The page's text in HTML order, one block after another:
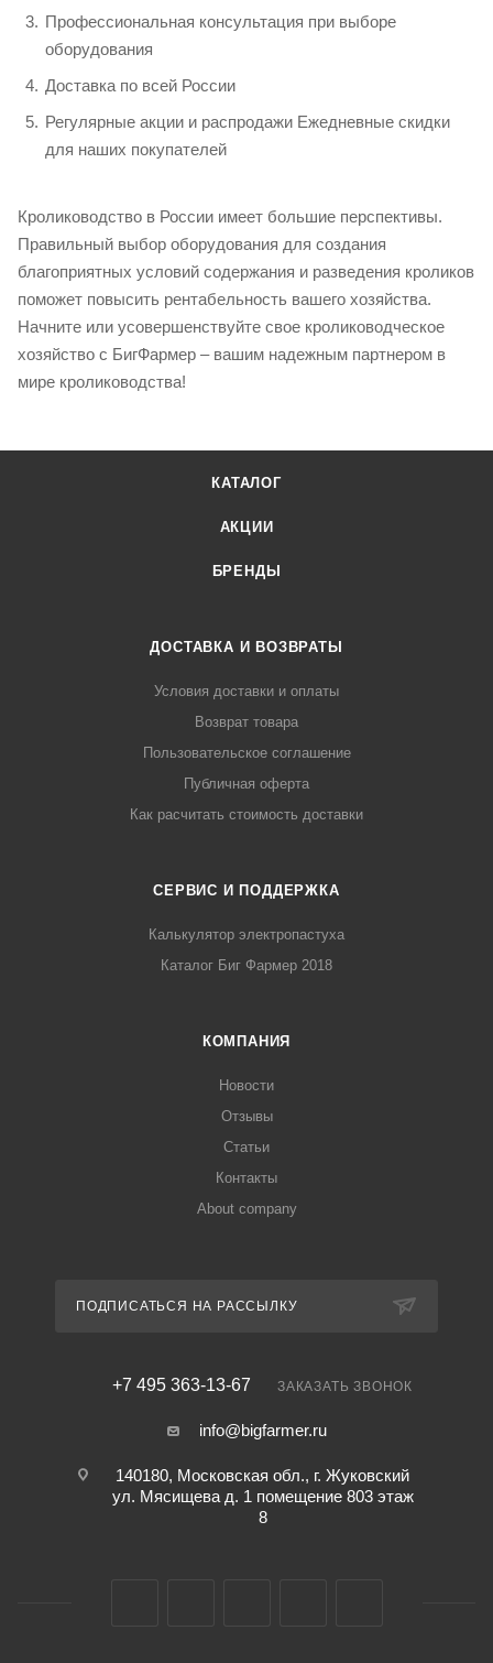
Профессиональная консультация при выборе
оборудования
Доставка по всей России
Регулярные акции и распродажи Ежедневные скидки
для наших покупателей
Кролиководство в России имеет большие перспективы.
Правильный выбор оборудования для создания
благоприятных условий содержания и разведения кроликов
поможет повысить рентабельность вашего хозяйства.
Начните или усовершенствуйте свое кролиководческое
хозяйство с БигФармер – вашим надежным партнером в
мире кролиководства!
КАТАЛОГ
АКЦИИ
БРЕНДЫ
ДОСТАВКА И ВОЗВРАТЫ
Условия доставки и оплаты
Возврат товара
Пользовательское соглашение
Публичная оферта
Как расчитать стоимость доставки
СЕРВИС И ПОДДЕРЖКА
Калькулятор электропастуха
Каталог Биг Фармер 2018
КОМПАНИЯ
Новости
Отзывы
Статьи
Контакты
About company
ПОДПИСАТЬСЯ НА РАССЫЛКУ
+7 495 363-13-67 ЗАКАЗАТЬ ЗВОНОК
info@bigfarmer.ru
140180, Московская обл., г. Жуковский
ул. Мясищева д. 1 помещение 803 этаж
8